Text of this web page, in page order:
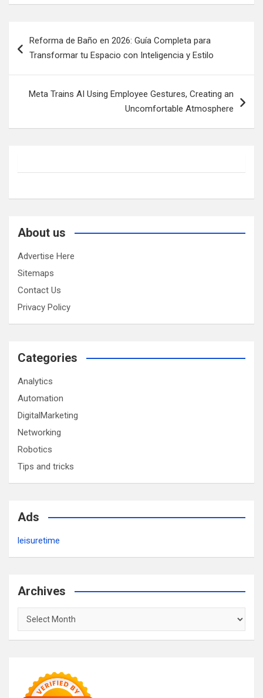
navigation
Reforma de Baño en 2026: Guía Completa para
Transformar tu Espacio con Inteligencia y Estilo
Meta Trains AI Using Employee Gestures, Creating an
Uncomfortable Atmosphere
About us
Advertise Here
Sitemaps
Contact Us
Privacy Policy
Categories
Analytics
Automation
DigitalMarketing
Networking
Robotics
Tips and tricks
Ads
leisuretime
Archives
Archives